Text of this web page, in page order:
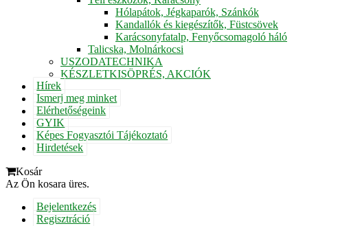
Hólapátok, Jégkaparók, Szánkók
Kandallók és kiegészítők, Füstcsövek
Karácsonyfatalp, Fenyőcsomagoló háló
Talicska, Molnárkocsi
USZODATECHNIKA
KÉSZLETKISÖPRÉS, AKCIÓK
Hírek
Ismerj meg minket
Elérhetőségeink
GYIK
Képes Fogyasztói Tájékoztató
Hirdetések
Kosár
Az Ön kosara üres.
Bejelentkezés
Regisztráció